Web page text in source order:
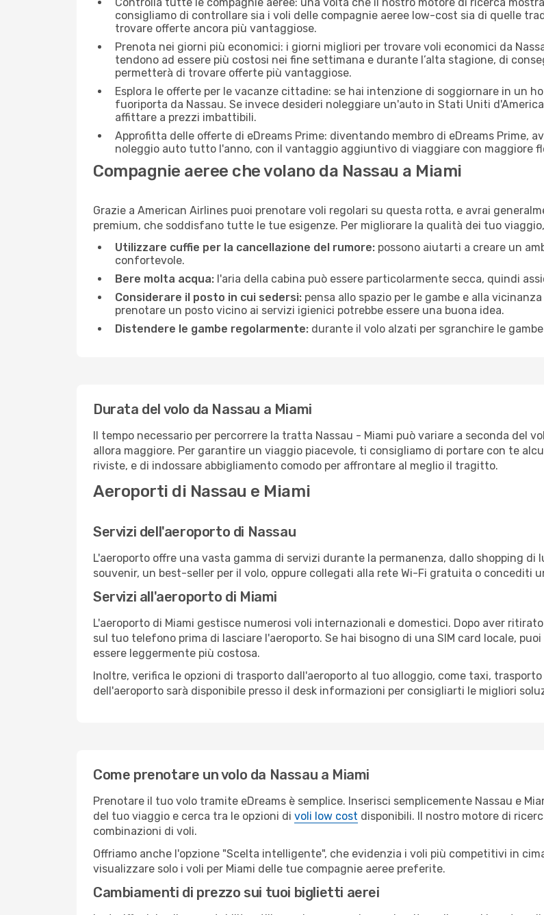
consigliamo di controllare sia i voli delle compagnie aeree low-cost sia di quelle
trovare offerte ancora più vantaggiose.
Prenota nei giorni più economici: i giorni migliori per trovare voli economici da
tendono ad essere più costosi nei fine settimana e durante l’alta stagione, di
permetterà di trovare offerte più vantaggiose.
Esplora le offerte per le vacanze cittadine: se hai intenzione di soggiornare in un
fuoriporta da Nassau. Se invece desideri noleggiare un'auto in Stati Uniti
affittare a prezzi imbattibili.
Approfitta delle offerte di eDreams Prime: diventando membro di eDreams Prime,
noleggio auto tutto l'anno, con il vantaggio aggiuntivo di viaggiare con maggiore
Compagnie aeree che volano da Nassau a Miami
Grazie a American Airlines puoi prenotare voli regolari su questa rotta, e avrai
premium, che soddisfano tutte le tue esigenze. Per migliorare la qualità dei tuo
Utilizzare cuffie per la cancellazione del rumore: possono aiutarti a creare un
confortevole.
Bere molta acqua: l'aria della cabina può essere particolarmente secca, quindi
Considerare il posto in cui sedersi: pensa allo spazio per le gambe e alla
prenotare un posto vicino ai servizi igienici potrebbe essere una buona idea.
Distendere le gambe regolarmente: durante il volo alzati per sgranchire le
Durata del volo da Nassau a Miami
Il tempo necessario per percorrere la tratta Nassau - Miami può variare a seconda del
allora maggiore. Per garantire un viaggio piacevole, ti consigliamo di portare con te
riviste, e di indossare abbigliamento comodo per affrontare al meglio il tragitto.
Aeroporti di Nassau e Miami
Servizi dell'aeroporto di Nassau
L'aeroporto offre una vasta gamma di servizi durante la permanenza, dallo shopping
souvenir, un best-seller per il volo, oppure collegati alla rete Wi-Fi gratuita o concediti
Servizi all'aeroporto di Miami
L'aeroporto di Miami gestisce numerosi voli internazionali e domestici. Dopo aver
sul tuo telefono prima di lasciare l'aeroporto. Se hai bisogno di una SIM card locale,
essere leggermente più costosa.
Inoltre, verifica le opzioni di trasporto dall'aeroporto al tuo alloggio, come taxi,
dell'aeroporto sarà disponibile presso il desk informazioni per consigliarti le migliori
Come prenotare un volo da Nassau a Miami
Prenotare il tuo volo tramite eDreams è semplice. Inserisci semplicemente Nassau e
del tuo viaggio e cerca tra le opzioni di voli low cost disponibili. Il nostro motore di
combinazioni di voli.
Offriamo anche l'opzione "Scelta intelligente", che evidenzia i voli più competitivi in
visualizzare solo i voli per Miami delle tue compagnie aeree preferite.
Cambiamenti di prezzo sui tuoi biglietti aerei